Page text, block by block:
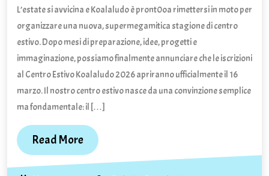
2026
apre
L’estate si avvicina e Koalaludo è pront0oa rimettersi in moto per
organizzare una nuova, supermegamitica stagione di centro
estivo. Dopo mesi di preparazione, idee, progetti e
immaginazione, possiamo finalmente annunciare che le iscrizioni
al Centro Estivo Koalaludo 2026 apriranno ufficialmente il 16
marzo. Il nostro centro estivo nasce da una convinzione semplice
ma fondamentale: il […]
Read MoreRead
More